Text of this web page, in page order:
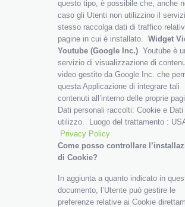
questo tipo, è possibile che, anche
caso gli Utenti non utilizzino il
stesso raccolga dati di traffico
pagine in cui è installato. Widget
Youtube (Google Inc.) Youtube è
servizio di visualizzazione di
video gestito da Google Inc. che
questa Applicazione di integrare tali
contenuti all’interno delle proprie
Dati personali raccolti: Cookie e Dati
utilizzo. Luogo del trattamento :
Privacy Policy
Come posso controllare
di Cookie?
In aggiunta a quanto indicato in
documento, l’Utente può gestire le
preferenze relative ai Cookie